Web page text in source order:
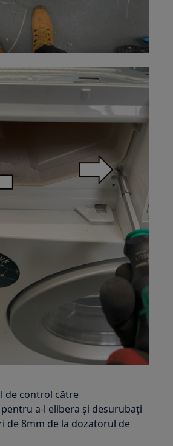
de control către
a-l elibera și desurubați
de 8mm de la dozatorul de